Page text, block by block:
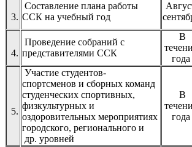
3.
Составление плана работы
ССК на учебный год
4.
Проведение собраний с
представителями ССК
В
года
5.
Участие студентов-
спортсменов и сборных команд
студенческих спортивных,
физкультурных и
оздоровительных мероприятиях
городского, регионального и
др. уровней
В
года